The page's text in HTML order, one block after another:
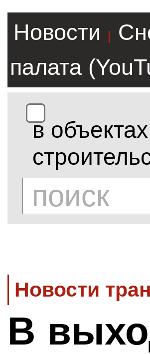
Новости |
палата
в объектах
Новости
В